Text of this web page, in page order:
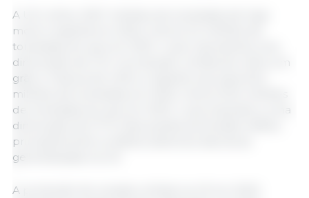
A UE colheu 126,7 milhões de toneladas de trigo
mole e espelta em 2022, menos 3,2 milhões de
toneladas do que em 2021, o que representa uma
diminuição de 2 %. A produção colhida de milho em
grão e mistura de milho e espelta caiu para 53,0
milhões de toneladas em 2022, menos 20,0 milhões
de toneladas do que em 2021, o que equivale a uma
diminuição de 27 %. Esta queda acentuada refletiu
principalmente os efeitos adversos das secas
generalizadas na UE.
A produção de cevada colhida na UE em 2022